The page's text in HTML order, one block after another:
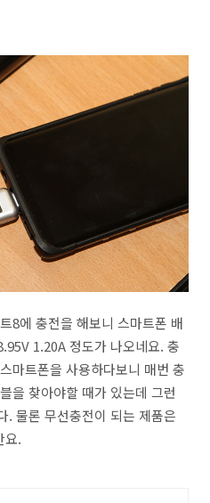
8에 충전을 해보니 스마트폰 배
1.20A 정도가 나오네요. 충
마트폰을 사용하다보니 매번 충
을 찾아야할 때가 있는데 그런
. 물론 무선충전이 되는 제품은
요.